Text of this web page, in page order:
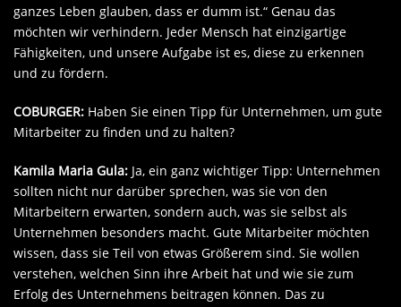
ganzes Leben glauben, dass er dumm ist.“ Genau das
möchten wir verhindern. Jeder Mensch hat einzigartige
Fähigkeiten, und unsere Aufgabe ist es, diese zu erkennen
und zu fördern.
COBURGER: Haben Sie einen Tipp für Unternehmen, um gute
Mitarbeiter zu finden und zu halten?
Kamila Maria Gula: Ja, ein ganz wichtiger Tipp: Unternehmen
sollten nicht nur darüber sprechen, was sie von den
Mitarbeitern erwarten, sondern auch, was sie selbst als
Unternehmen besonders macht. Gute Mitarbeiter möchten
wissen, dass sie Teil von etwas Größerem sind. Sie wollen
verstehen, welchen Sinn ihre Arbeit hat und wie sie zum
Erfolg des Unternehmens beitragen können. Das zu